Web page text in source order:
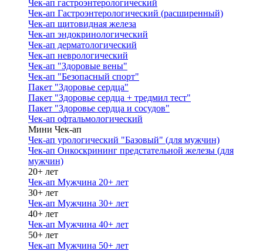
Чек-ап гастроэнтерологический
Чек-ап Гастроэнтерологический (расширенный)
Чек-ап щитовидная железа
Чек-ап эндокринологический
Чек-ап дерматологический
Чек-ап неврологический
Чек-ап "Здоровые вены"
Чек-ап "Безопасный спорт"
Пакет "Здоровье сердца"
Пакет "Здоровье сердца + тредмил тест"
Пакет "Здоровье сердца и сосудов"
Чек-ап офтальмологический
Мини Чек-ап
Чек-ап урологический "Базовый" (для мужчин)
Чек-ап Онкоскрининг предстательной железы (для
мужчин)
20+ лет
Чек-ап Мужчина 20+ лет
30+ лет
Чек-ап Мужчина 30+ лет
40+ лет
Чек-ап Мужчина 40+ лет
50+ лет
Чек-ап Мужчина 50+ лет